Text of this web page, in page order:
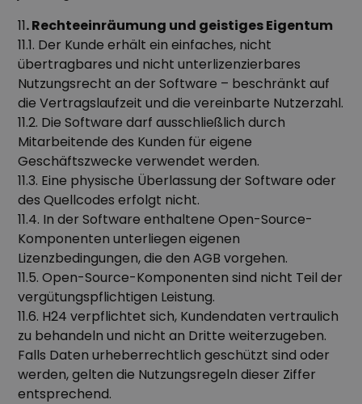
11. Rechteeinräumung und geistiges Eigentum
11.1. Der Kunde erhält ein einfaches, nicht
übertragbares und nicht unterlizenzierbares
Nutzungsrecht an der Software – beschränkt auf
die Vertragslaufzeit und die vereinbarte Nutzerzahl.
11.2. Die Software darf ausschließlich durch
Mitarbeitende des Kunden für eigene
Geschäftszwecke verwendet werden.
11.3. Eine physische Überlassung der Software oder
des Quellcodes erfolgt nicht.
11.4. In der Software enthaltene Open-Source-
Komponenten unterliegen eigenen
Lizenzbedingungen, die den AGB vorgehen.
11.5. Open-Source-Komponenten sind nicht Teil der
vergütungspflichtigen Leistung.
11.6. H24 verpflichtet sich, Kundendaten vertraulich
zu behandeln und nicht an Dritte weiterzugeben.
Falls Daten urheberrechtlich geschützt sind oder
werden, gelten die Nutzungsregeln dieser Ziffer
entsprechend.